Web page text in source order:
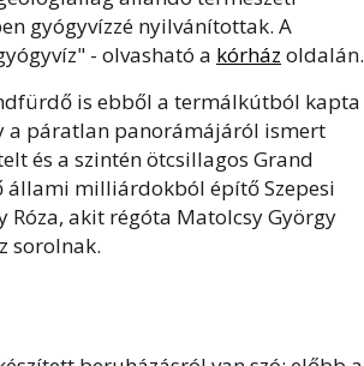
gyógyvízzé nyilvánítottak. A
- olvasható a kórház oldalán.
is ebből a termálkútból kapta
a páratlan panorámájáról ismert
és a szintén ötcsillagos Grand
állami milliárdokból építő Szepesi
akit régóta Matolcsy György
sorolnak.